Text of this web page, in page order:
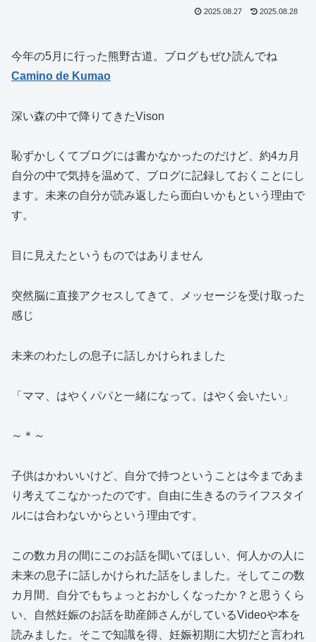
2025.08.27 2025.08.28
今年の5月に行った熊野古道。ブログもぜひ読んでね
Camino de Kumao
深い森の中で降りてきたVison
恥ずかしくてブログには書かなかったのだけど、約4カ月
自分の中で気持を温めて、ブログに記録しておくことにし
ます。未来の自分が読み返したら面白いかもという理由で
す。
目に見えたというものではありません
突然脳に直接アクセスしてきて、メッセージを受け取った
感じ
未来のわたしの息子に話しかけられました
「ママ、はやくパパと一緒になって。はやく会いたい」
～＊～
子供はかわいいけど、自分で持つということは今まであま
り考えてこなかったのです。自由に生きるのライフスタイ
ルには合わないからという理由です。
この数カ月の間にこのお話を聞いてほしい、何人かの人に
未来の息子に話しかけられた話をしました。そしてこの数
カ月間、自分でもちょっとおかしくなったか？と思うくら
い、自然妊娠のお話を助産師さんがしているVideoや本を
読みました。そこで知識を得、妊娠初期に大切だと言われ